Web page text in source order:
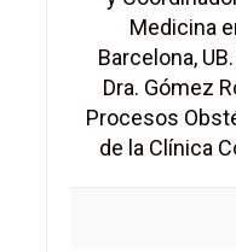
Medicina
Barcelona,
Dra. Gómez
Procesos
de la Clínica